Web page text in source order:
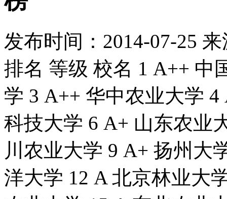
发布时间： 2014-07-25 来
排名 等级 校名 1 A++ 中
学 3 A++ 华中农业大学
科技大学 6 A+ 山东农业
川农业大学 9 A+ 扬州大
洋大学 12 A 北京林业大